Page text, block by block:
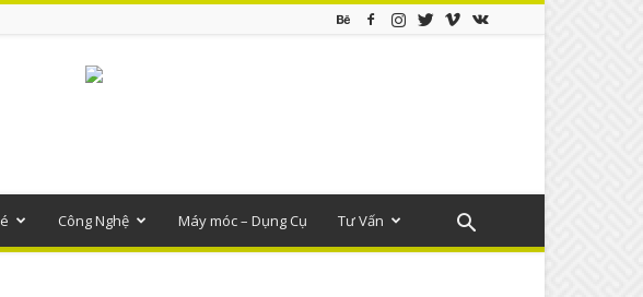
Công Nghệ Máy móc – Dụng Cụ Tư Vấn